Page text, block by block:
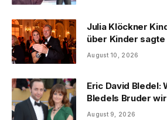
Julia Klöckner
über Kinder sagte
August 10, 2026
Eric David Bledel:
Bledels Bruder
August 9, 2026